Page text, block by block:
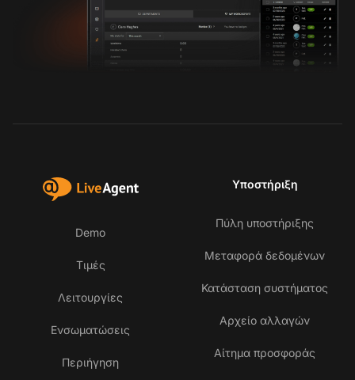
Demo
Τιμές
Λειτουργίες
Ενσωματώσεις
Περιήγηση
Υποστήριξη
Πύλη υποστήριξης
Μεταφορά δεδομένων
Κατάσταση συστήματος
Αρχείο αλλαγών
Αίτημα προσφοράς